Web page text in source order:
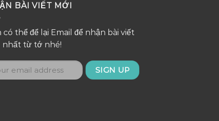
BÀI VIẾT MỚI
có thể để lại Email để nhận bài viết
nhất từ tớ nhé!